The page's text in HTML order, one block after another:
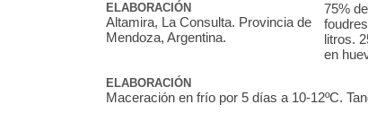
ELABORACIÓN
Altamira, La Consulta. Provincia de
Mendoza, Argentina.
75%
litros.
en
ELABORACIÓN
Maceración en frío por 5 días a 10-12ºC.